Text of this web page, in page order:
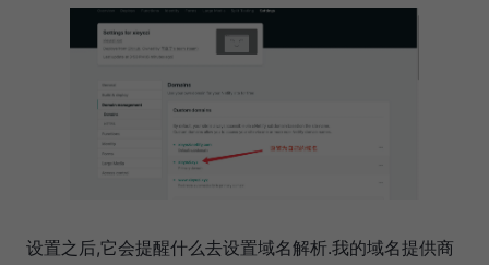
设置之后,它会提醒什么去设置域名解析.我的域名提供商